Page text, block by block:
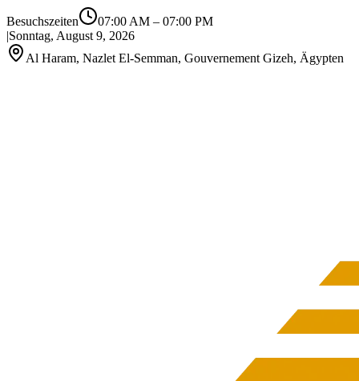
Besuchszeiten 07:00 AM – 07:00 PM
|Sonntag, August 9, 2026
Al Haram, Nazlet El-Semman, Gouvernement Gizeh, Ägypten